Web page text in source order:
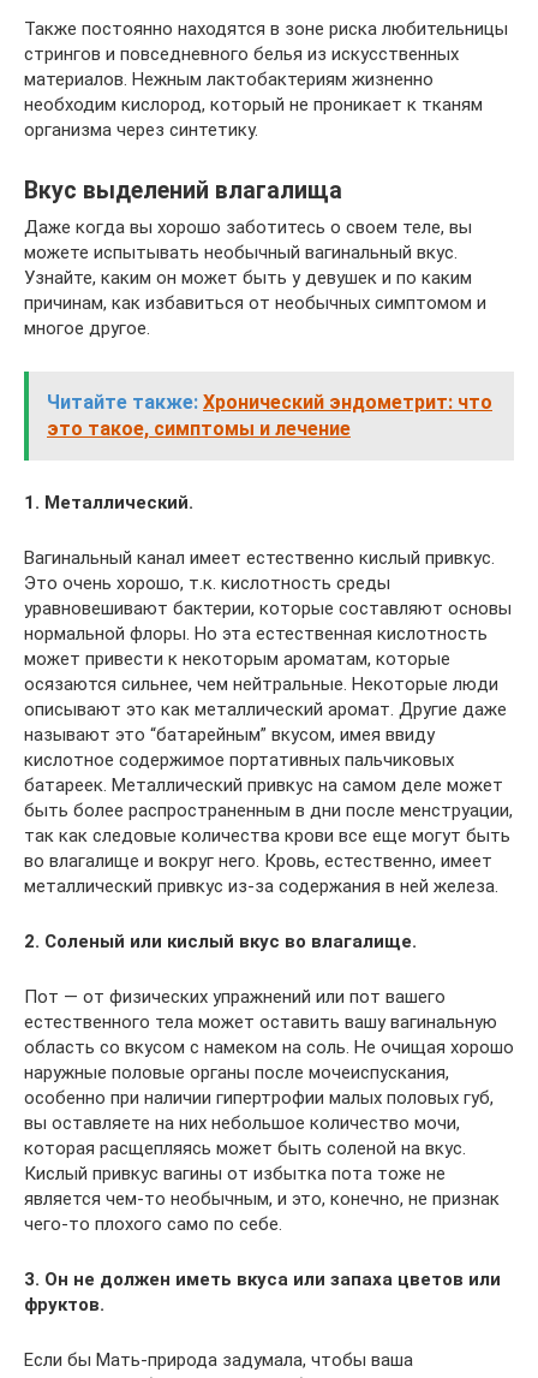
Также постоянно находятся в зоне риска любительницы
стрингов и повседневного белья из искусственных
материалов. Нежным лактобактериям жизненно
необходим кислород, который не проникает к тканям
организма через синтетику.
Вкус выделений влагалища
Даже когда вы хорошо заботитесь о своем теле, вы
можете испытывать необычный вагинальный вкус.
Узнайте, каким он может быть у девушек и по каким
причинам, как избавиться от необычных симптомом и
многое другое.
Читайте также: Хронический эндометрит: что
это такое, симптомы и лечение
1. Металлический.
Вагинальный канал имеет естественно кислый привкус.
Это очень хорошо, т.к. кислотность среды
уравновешивают бактерии, которые составляют основы
нормальной флоры. Но эта естественная кислотность
может привести к некоторым ароматам, которые
осязаются сильнее, чем нейтральные. Некоторые люди
описывают это как металлический аромат. Другие даже
называют это “батарейным” вкусом, имея ввиду
кислотное содержимое портативных пальчиковых
батареек. Металлический привкус на самом деле может
быть более распространенным в дни после менструации,
так как следовые количества крови все еще могут быть
во влагалище и вокруг него. Кровь, естественно, имеет
металлический привкус из-за содержания в ней железа.
2. Соленый или кислый вкус во влагалище.
Пот — от физических упражнений или пот вашего
естественного тела может оставить вашу вагинальную
область со вкусом с намеком на соль. Не очищая хорошо
наружные половые органы после мочеиспускания,
особенно при наличии гипертрофии малых половых губ,
вы оставляете на них небольшое количество мочи,
которая расщепляясь может быть соленой на вкус.
Кислый привкус вагины от избытка пота тоже не
является чем-то необычным, и это, конечно, не признак
чего-то плохого само по себе.
3. Он не должен иметь вкуса или запаха цветов или
фруктов.
Если бы Мать-природа задумала, чтобы ваша